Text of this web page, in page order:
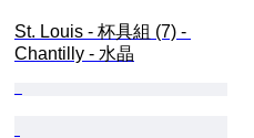
St. Louis - 杯具組 (7) -
Chantilly - 水晶